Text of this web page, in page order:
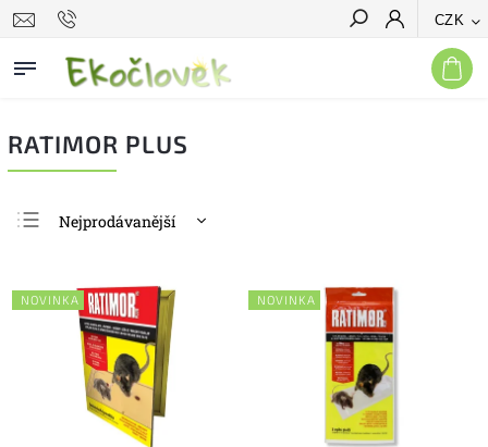
CZK
Hledat
RATIMOR PLUS
Nejprodávanější
Nejdražší
Abecedně
NOVINKA NOVINKA